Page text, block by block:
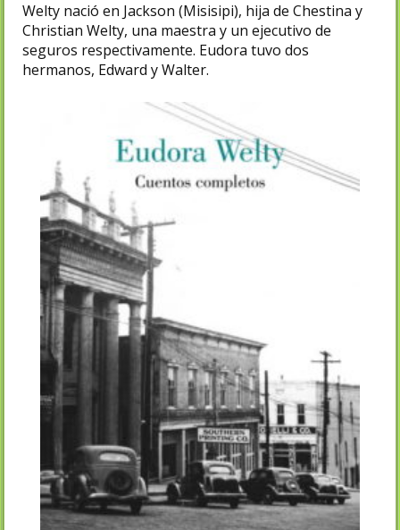
Welty nació en Jackson (Misisipi), hija de Chestina y
Christian Welty, una maestra y un ejecutivo de
seguros respectivamente. Eudora tuvo dos
hermanos, Edward y Walter.